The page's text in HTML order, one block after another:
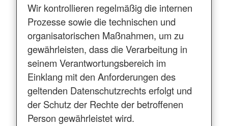
Wir kontrollieren regelmäßig die internen
Prozesse sowie die technischen und
organisatorischen Maßnahmen, um zu
gewährleisten, dass die Verarbeitung in
seinem Verantwortungsbereich im
Einklang mit den Anforderungen des
geltenden Datenschutzrechts erfolgt und
der Schutz der Rechte der betroffenen
Person gewährleistet wird.